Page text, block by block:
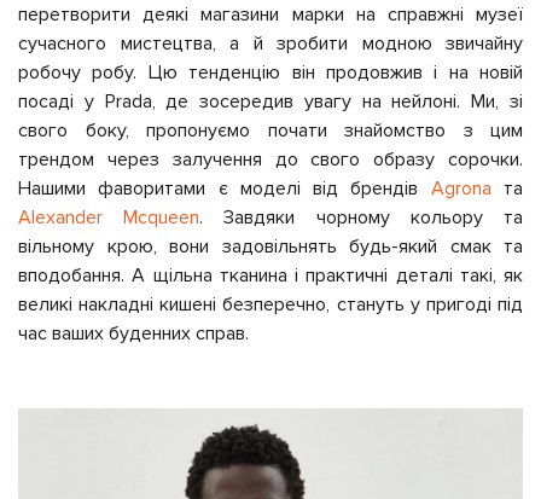
перетворити деякі магазини марки на справжні музеї
сучасного мистецтва, а й зробити модною звичайну
робочу робу. Цю тенденцію він продовжив і на новій
посаді у Prada, де зосередив увагу на нейлоні. Ми, зі
свого боку, пропонуємо почати знайомство з цим
трендом через залучення до свого образу сорочки.
Нашими фаворитами є моделі від брендів Agrona та
Alexander Mcqueen. Завдяки чорному кольору та
вільному крою, вони задовільнять будь-який смак та
вподобання. А щільна тканина і практичні деталі такі, як
великі накладні кишені безперечно, стануть у пригоді під
час ваших буденних справ.